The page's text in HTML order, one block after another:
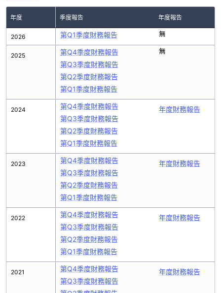
年度 季度報告 年度報告
2026
2025
2024
2023
2022
2021
第Q1季度財務報告 無
第Q4季度財務報告
第Q3季度財務報告
第Q2季度財務報告
第Q1季度財務報告
無
第Q4季度財務報告
第Q3季度財務報告
第Q2季度財務報告
第Q1季度財務報告
年度財務報告
第Q4季度財務報告
第Q3季度財務報告
第Q2季度財務報告
第Q1季度財務報告
年度財務報告
第Q4季度財務報告
第Q3季度財務報告
第Q2季度財務報告
第Q1季度財務報告
年度財務報告
第Q4季度財務報告
第Q3季度財務報告
年度財務報告